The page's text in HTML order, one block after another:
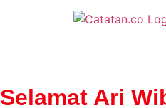
Selamat Ari